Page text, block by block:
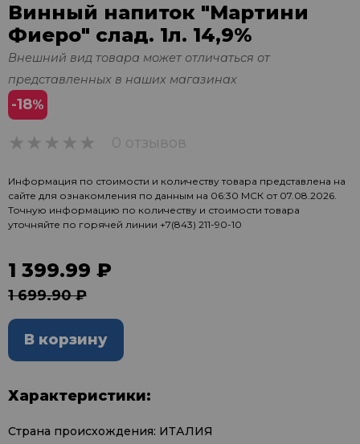
Винный напиток "Мартини
Фиеро" слад. 1л. 14,9%
Внешний вид товара может отличаться от
представленных в наших магазинах
-18%
0 отзывов
Информация по стоимости и количеству товара представлена на
сайте для ознакомления по данным на 06:30 МСК от 07.08.2026.
Точную информацию по количеству и стоимости товара
уточняйте по горячей линии +7(843) 211-90-10
1 399.99 ₽
1 699.90 ₽
В корзину
Характеристики:
Страна происхождения: ИТАЛИЯ